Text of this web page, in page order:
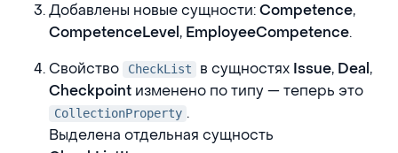
Добавлены новые сущности:Competence,
CompetenceLevel , EmployeeCompetence.
Свойство
CheckList в сущностях Issue, Deal ,
Checkpoint изменено по типу — теперь это
CollectionProperty .
Выделена отдельная сущность